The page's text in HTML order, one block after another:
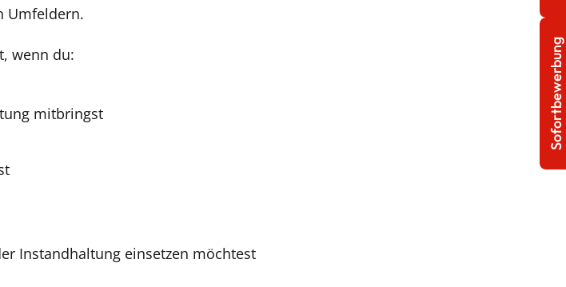
Umfeldern.
wenn du:
mitbringst
Instandhaltung einsetzen möchtest
Sofortbewerbung